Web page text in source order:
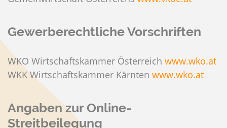
Gewerberechtliche Vorschriften
WKO Wirtschaftskammer Österreich www.wko.at
WKK Wirtschaftskammer Kärnten www.wko.at
Angaben zur Online-
Streitbeilegung